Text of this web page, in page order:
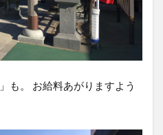
も。 お給料あがりますよう